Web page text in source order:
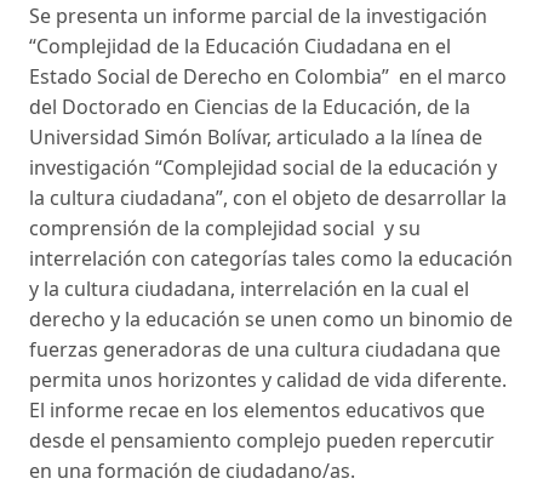
Se presenta un informe parcial de la investigación
“Complejidad de la Educación Ciudadana en el
Estado Social de Derecho en Colombia” en el marco
del Doctorado en Ciencias de la Educación, de la
Universidad Simón Bolívar, articulado a la línea de
investigación “Complejidad social de la educación y
la cultura ciudadana”, con el objeto de desarrollar la
comprensión de la complejidad social y su
interrelación con categorías tales como la educación
y la cultura ciudadana, interrelación en la cual el
derecho y la educación se unen como un binomio de
fuerzas generadoras de una cultura ciudadana que
permita unos horizontes y calidad de vida diferente.
El informe recae en los elementos educativos que
desde el pensamiento complejo pueden repercutir
en una formación de ciudadano/as.